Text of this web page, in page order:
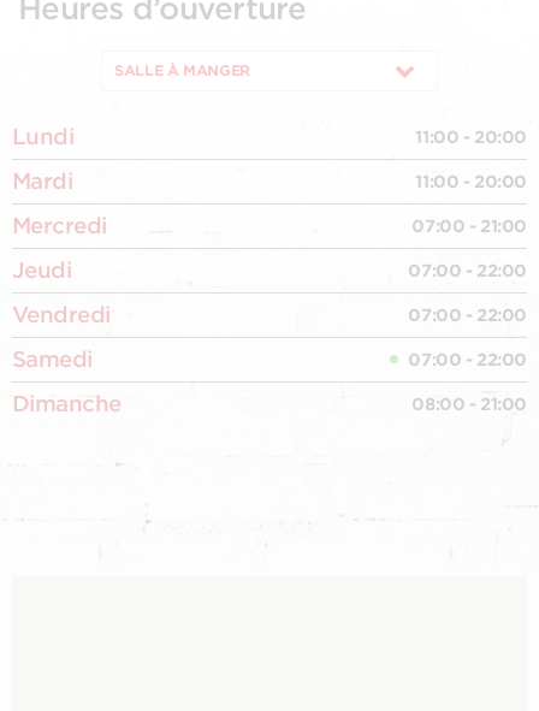
Heures d’ouverture
SALLE À MANGER
Lundi 11:00 - 20:00
Mardi 11:00 - 20:00
Mercredi 07:00 - 21:00
Jeudi 07:00 - 22:00
Vendredi 07:00 - 22:00
Samedi 07:00 - 22:00
Dimanche 08:00 - 21:00